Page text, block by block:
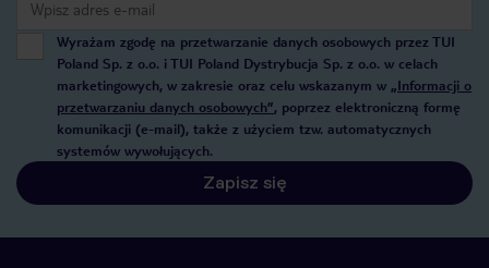
Wyrażam zgodę na przetwarzanie danych osobowych przez TUI
Poland Sp. z o.o. i TUI Poland Dystrybucja Sp. z o.o. w celach
marketingowych, w zakresie oraz celu wskazanym w „Informacji o
przetwarzaniu danych osobowych”, poprzez elektroniczną formę
komunikacji (e-mail), także z użyciem tzw. automatycznych
systemów wywołujących.
Zapisz się